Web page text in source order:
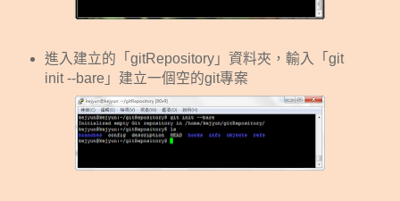
進入建立的「gitRepository」資料夾，輸入「git
init --bare」建立一個空的git專案